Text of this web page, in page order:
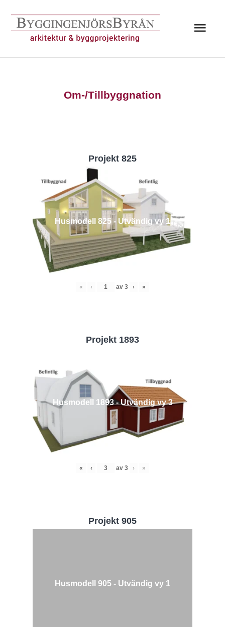
innehåll
Om-/Tillbyggnation
Projekt 825
Husmodell 825 - Utvändig vy 1
« ‹ av 3 › »
Projekt 1893
Husmodell 1893 - Utvändig vy 3
« ‹ av 3 › »
Projekt 905
Husmodell 905 - Utvändig vy 1